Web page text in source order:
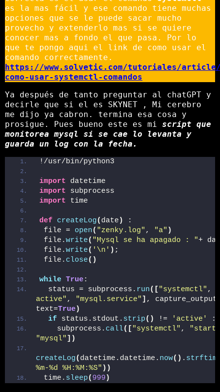
es la mas fácil y ese comando tiene muchas
opciones que se le puede sacar mucho
provecho y extenderlo mas si se quiere
conocer mas a fondo el que pasa. Por lo
que te pongo aqui el link de como usar el
comando correctamente.
https://www.solvetic.com/tutoriales/article/
como-usar-systemctl-comandos
Ya después de tanto preguntar al chatGPT y
decirle que si el es SKYNET , Mi cerebro
me dijo ya cabron. termina esa cosa y
prosigue. Pues bueno este es mi script que
monitorea mysql si se cae lo levanta y
guarda un log con la fecha.
!/usr/bin/python3
import datetime
import subprocess
import time
def createLog( date )
:
file = open( "zenky.log" , "a" )
file.write( "Mysql se ha apagado : "+
file.write( '\n' ) ;
file. close()
while True:
  status = subprocess.
run([ "systemctl" ,
active" , "mysql.service" ] ,
text=True)
if status.stdout. strip() != 'active'
:
    subprocess.
call([ "systemctl" ,
"start"
"mysql" ])
createLog( datetime.datetime. now() .
%m-%d %H:%M:%S" ))
time. sleep( 999 )